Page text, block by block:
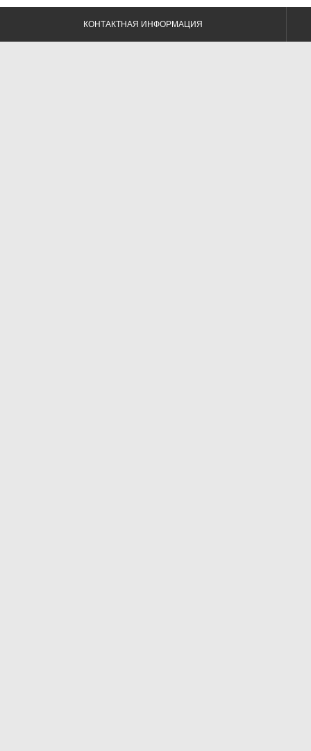
КОНТАКТНАЯ ИНФОРМАЦИЯ